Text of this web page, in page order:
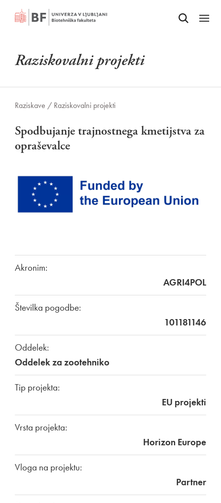
Odpri iskalnik
Odpri
Raziskovalni projekti
Raziskave / Raziskovalni projekti
Spodbujanje trajnostnega kmetijstva za
opraševalce
Akronim:
AGRI4POL
Številka pogodbe:
101181146
Oddelek:
Oddelek za zootehniko
Tip projekta:
EU projekti
Vrsta projekta:
Horizon Europe
Vloga na projektu:
Partner